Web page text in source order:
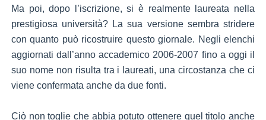
Ma poi, dopo l’iscrizione, si è realmente laureata nella
prestigiosa università? La sua versione sembra stridere
con quanto può ricostruire questo giornale. Negli elenchi
aggiornati dall’anno accademico 2006-2007 fino a oggi il
suo nome non risulta tra i laureati, una circostanza che ci
viene confermata anche da due fonti.
Ciò non toglie che abbia potuto ottenere quel titolo anche